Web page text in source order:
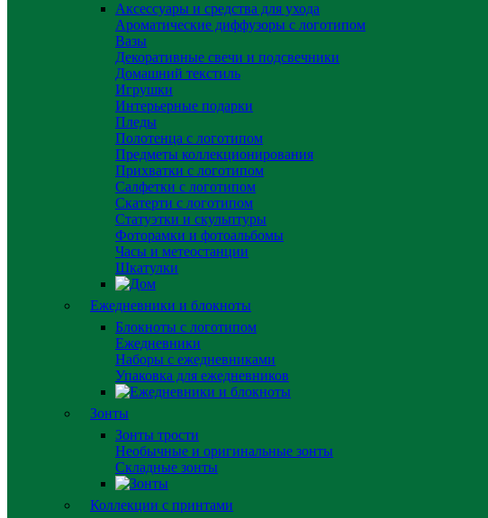
Аксессуары и средства для ухода
Ароматические диффузоры с логотипом
Вазы
Декоративные свечи и подсвечники
Домашний текстиль
Игрушки
Интерьерные подарки
Пледы
Полотенца с логотипом
Предметы коллекционирования
Прихватки с логотипом
Салфетки с логотипом
Скатерти с логотипом
Статуэтки и скульптуры
Фоторамки и фотоальбомы
Часы и метеостанции
Шкатулки
Ежедневники и блокноты
Блокноты с логотипом
Ежедневники
Наборы с ежедневниками
Упаковка для ежедневников
Зонты
Зонты трости
Необычные и оригинальные зонты
Складные зонты
Коллекции с принтами